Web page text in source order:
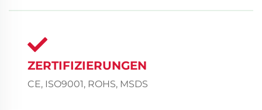
ZERTIFIZIERUNGEN
CE, ISO9001, ROHS, MSDS